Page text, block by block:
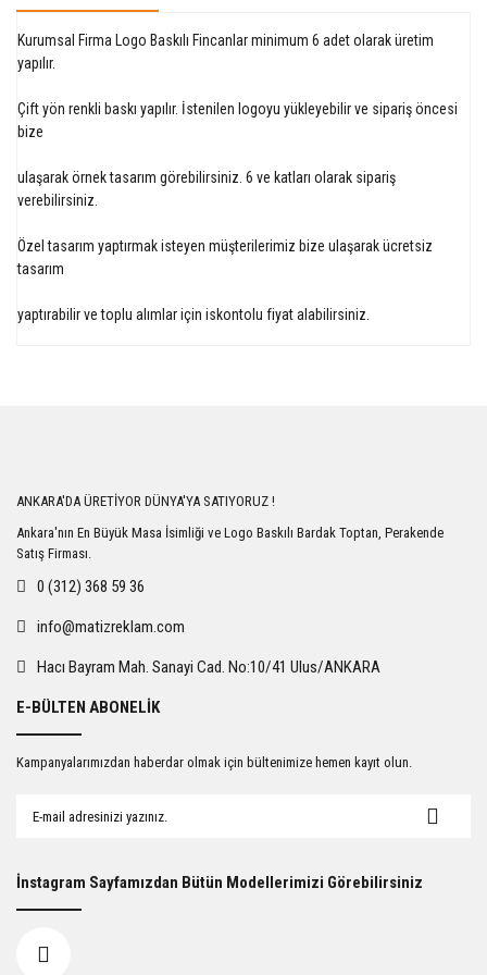
Kurumsal Firma Logo Baskılı Fincanlar minimum 6 adet olarak üretim
yapılır.
Çift yön renkli baskı yapılır. İstenilen logoyu yükleyebilir ve sipariş öncesi
bize
ulaşarak örnek tasarım görebilirsiniz. 6 ve katları olarak sipariş
verebilirsiniz.
Özel tasarım yaptırmak isteyen müşterilerimiz bize ulaşarak ücretsiz
tasarım
yaptırabilir ve toplu alımlar için iskontolu fiyat alabilirsiniz.
ANKARA'DA ÜRETİYOR DÜNYA'YA SATIYORUZ !
Ankara'nın En Büyük Masa İsimliği ve Logo Baskılı Bardak Toptan, Perakende
Satış Firması.
0 (312) 368 59 36
info@matizreklam.com
Hacı Bayram Mah. Sanayi Cad. No:10/41 Ulus/ANKARA
E-BÜLTEN ABONELİK
Kampanyalarımızdan haberdar olmak için bültenimize hemen kayıt olun.
İnstagram Sayfamızdan Bütün Modellerimizi Görebilirsiniz